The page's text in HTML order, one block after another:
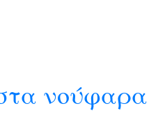
νούφαρα